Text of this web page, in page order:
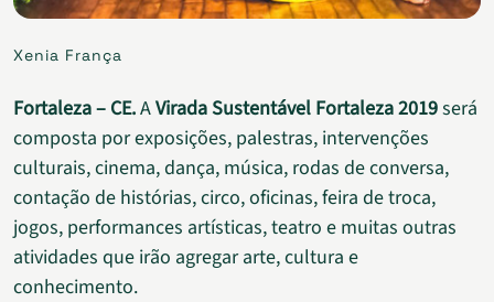
Xenia França
Fortaleza – CE.AVirada Sustentável Fortaleza 2019será
composta por exposições, palestras, intervenções
culturais, cinema, dança, música, rodas de conversa,
contação de histórias, circo, oficinas, feira de troca,
jogos, performances artísticas, teatro e muitas outras
atividades que irão agregar arte, cultura e
conhecimento.